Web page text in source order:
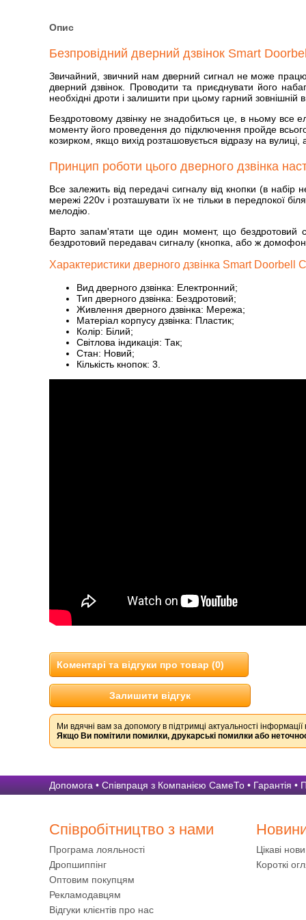
Опис
Безпровідний дверний дзвінок Smart
Звичайний, звичний нам дверний сигнал не може
дверний дзвінок. Проводити та приєднувати його
необхідні дроти і залишити при цьому гарний
Бездротовому дзвінку не знадобиться це, в ньому все
моменту його проведення до підключення пройде
козирком, якщо вихід розташовується відразу на
Принцип роботи цього дверного дзвінка
Все залежить від передачі сигналу від кнопки (в
мережі 220v і розташувати їх не тільки в передпокої
мелодію.
Варто запам'ятати ще один момент, що бездротовий
бездротовий передавач сигналу (кнопка, або ж
Характеристики дверного дзвінка Smart Doorbell
Вид дверного дзвінка: Електронний;
Тип дверного дзвінка: Бездротовий;
Живлення дверного дзвінка: Мережа;
Матеріал корпусу дзвінка: Пластик;
Колір: Білий;
Світлова індикація: Так;
Стан: Новий;
Кількість кнопок: 3.
Коментарі та відгуки про товар (0)
Залишити відгук
Ми вдячні вам за допомогу в підтримці актуальності інформації
Якщо Ви помітили помилки, друкарські помилки або
Допомога • Співпраця з Компанією СамеТо • Гарантія •
Співробітництво з нами
Програма лояльності
Дропшиппінг
Оптовим покупцям
Рекламодавцям
Відгуки клієнтів про нас
Цікаві
Короткі